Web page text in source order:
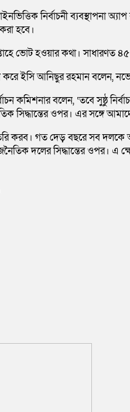
নির্বাচনী ব্যবস্থাপনা
হবে।
ভোট হওয়ার কথা।
করে ইসি আনিছুর রহমান বলেন,
কমিশনার বলেন, ‘তবে সুষ্ঠু
সিদ্ধান্তের ওপর। এর সঙ্গে
করব। গত দেড় বছরে সব দলকে
দলের সিদ্ধান্তের ওপর। এ